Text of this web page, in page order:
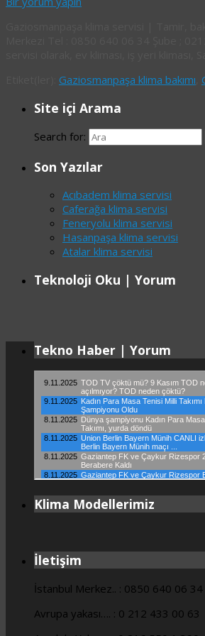
Gaziosmanpaşa klima bakımı
Site içi Arama
Search for:
Son Yazılar
Acıbadem klima servisi
Caferağa klima servisi
Feneryolu klima servisi
Hasanpaşa klima servisi
Atalar klima servisi
Teknoloji Oku | Yorum
Tekno Haber | Yorum
Klima Modellerimiz
İletişim
İstanbul Merkez.. : 0850 640 06 34
Avrupa yakası…. : 0 212 433 00 63